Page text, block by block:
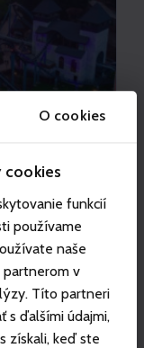
O cookies
cookies
funkcií
používame
naše
partnerom v
Títo partneri
s ďalšími údajmi,
získali, keď ste